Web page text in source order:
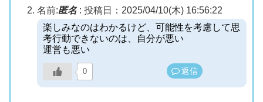
名前:匿名: 投稿日：2025/04/10(木) 16:56:22
楽しみなのはわかるけど、可能性を考慮して思
考行動できないのは、自分が悪い
運営も悪い
0 返信